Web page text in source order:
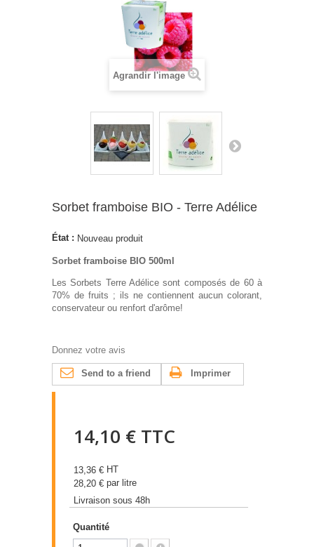
Agrandir l'image
Sorbet framboise BIO - Terre Adélice
État : Nouveau produit
Sorbet framboise BIO 500ml
Les Sorbets Terre Adélice sont composés de 60 à
70% de fruits ; ils ne contiennent aucun colorant,
conservateur ou renfort d'arôme!
Donnez votre avis
Send to a friend Imprimer
14,10 € TTC
13,36 € HT
28,20 € par litre
Livraison sous 48h
Quantité